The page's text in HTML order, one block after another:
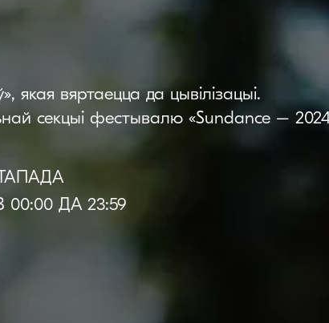
якая вяртаецца да цывілізацыі.
секцыі фестывалю «Sundance –
00:00 ДА 23:59